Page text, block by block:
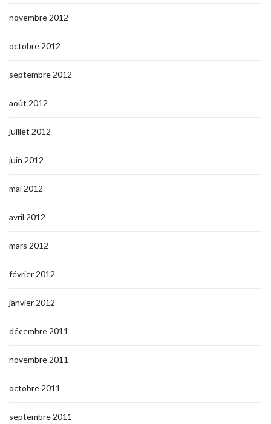
novembre 2012
octobre 2012
septembre 2012
août 2012
juillet 2012
juin 2012
mai 2012
avril 2012
mars 2012
février 2012
janvier 2012
décembre 2011
novembre 2011
octobre 2011
septembre 2011